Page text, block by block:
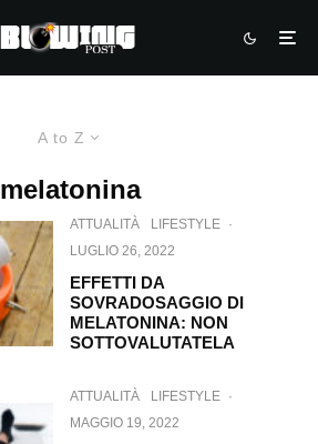
A to Z
melatonina
ATTUALITÀ LIFESTYLE ·
LUGLIO 26, 2022
EFFETTI DA
SOVRADOSAGGIO DI
MELATONINA: NON
SOTTOVALUTATELA
ATTUALITÀ LIFESTYLE ·
MAGGIO 19, 2022